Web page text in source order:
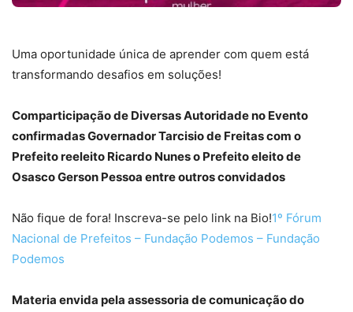
Uma oportunidade única de aprender com quem está
transformando desafios em soluções!
Comparticipação de Diversas Autoridade no Evento
confirmadas Governador Tarcisio de Freitas com o
Prefeito reeleito Ricardo Nunes o Prefeito eleito de
Osasco Gerson Pessoa entre outros convidados
Não fique de fora! Inscreva-se pelo link na Bio!1º Fórum
Nacional de Prefeitos – Fundação Podemos – Fundação
Podemos
Materia envida pela assessoria de comunicação do